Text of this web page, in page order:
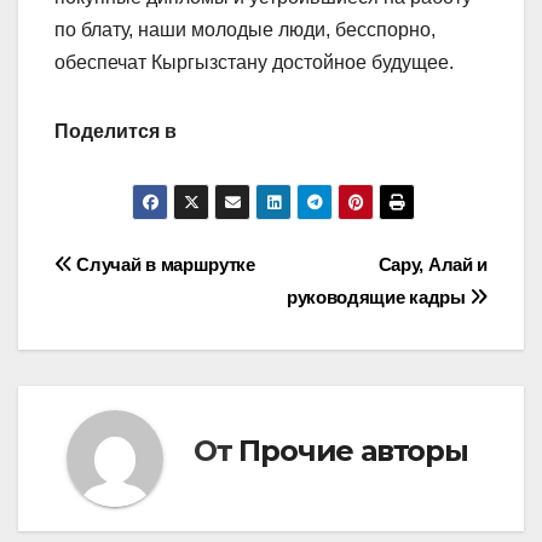
по блату, наши молодые люди, бесспорно,
обеспечат Кыргызстану достойное будущее.
Поделится в
Навигация
Сару, Алай и
руководящие кадры
Случай в маршрутке
От Прочие авторы